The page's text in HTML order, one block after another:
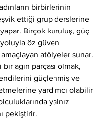
birbirlerinin
ettiği grup derslerine
Birçok kuruluş, güç
öz güven
amaçlayan atölyeler sunar.
ağın parçası olmak,
güçlenmiş ve
yardımcı olabilir
yalnız
pekiştirir.